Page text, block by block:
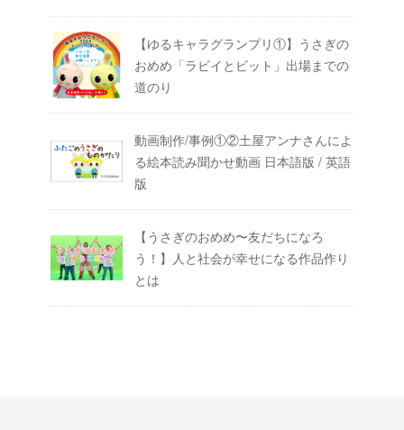
【ゆるキャラグランプリ①】うさぎの
おめめ「ラビイとビット」出場までの
道のり
動画制作/事例①②土屋アンナさんによ
る絵本読み聞かせ動画 日本語版 / 英語
版
【うさぎのおめめ〜友だちになろ
う！】人と社会が幸せになる作品作り
とは